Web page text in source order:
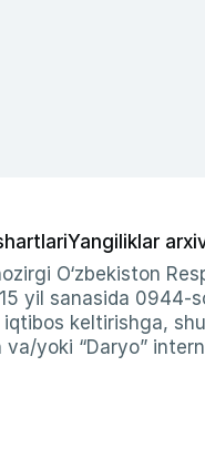
Yangiliklar
O‘zbekiston
yil sanasida 0944-
iqtibos keltirishga,
yoki “Daryo”